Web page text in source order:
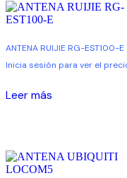
ANTENA RUIJIE RG-EST100-E
Inicia sesión para ver el
Leer más